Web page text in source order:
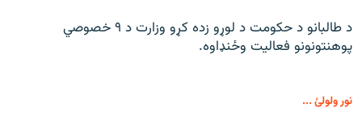
د طالبانو د حکومت د لوړو زده کړو وزارت د ۹ خصوصي
پوهنتونونو فعالیت وځنډاوه.
نور ولولئ ...